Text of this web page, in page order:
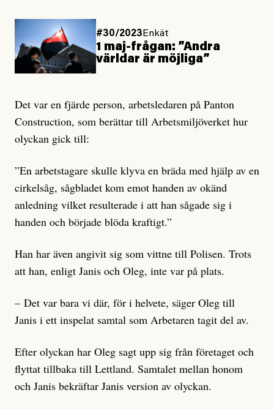
#30/2023Enkät
1 maj-frågan: ”Andra
världar är möjliga”
Det var en fjärde person, arbetsledaren på Panton
Construction, som berättar till Arbetsmiljöverket hur
olyckan gick till:
”En arbetstagare skulle klyva en bräda med hjälp av en
cirkelsåg, sågbladet kom emot handen av okänd
anledning vilket resulterade i att han sågade sig i
handen och började blöda kraftigt.”
Han har även angivit sig som vittne till Polisen. Trots
att han, enligt Janis och Oleg, inte var på plats.
– Det var bara vi där, för i helvete, säger Oleg till
Janis i ett inspelat samtal som Arbetaren tagit del av.
Efter olyckan har Oleg sagt upp sig från företaget och
flyttat tillbaka till Lettland. Samtalet mellan honom
och Janis bekräftar Janis version av olyckan.